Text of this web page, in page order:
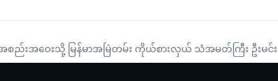
ည်းအဝေးသို့ မြန်မာအမြဲတမ်း ကိုယ်စားလှယ် သံအမတ်ကြီး ဦးမ